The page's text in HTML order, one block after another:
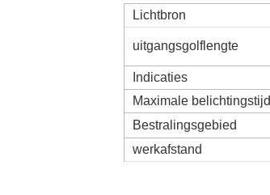
Lichtbron
uitgangsgolflengte
Indicaties
Maximale belichtingstijd
Bestralingsgebied
werkafstand